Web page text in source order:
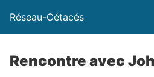
Réseau-Cétacés
Rencontre avec